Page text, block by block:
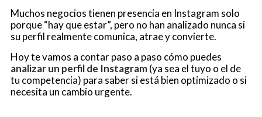
Muchos negocios tienen presencia en Instagram solo
porque “hay que estar”, pero no han analizado nunca si
su perfil realmente comunica, atrae y convierte.
Hoy te vamos a contar paso a paso cómo puedes
analizar un perfil de Instagram(ya sea el tuyo o el de
tu competencia) para saber si está bien optimizado o si
necesita un cambio urgente.